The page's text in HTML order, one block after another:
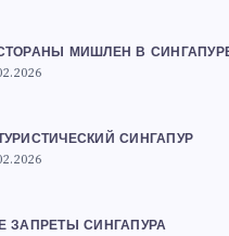
МИШЛЕН В
СИНГАПУР
ЗАПРЕТЫ СИНГАПУРА